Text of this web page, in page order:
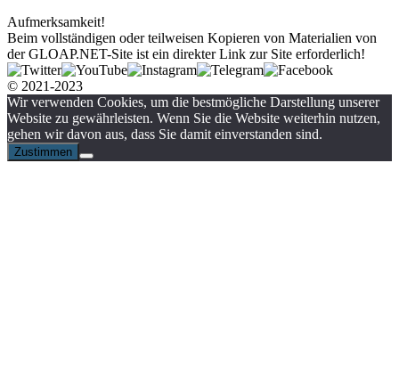
Aufmerksamkeit!
Beim vollständigen oder teilweisen Kopieren von Materialien von
der GLOAP.NET-Site ist ein direkter Link zur Site erforderlich!
© 2021-2023
Wir verwenden Cookies, um die bestmögliche Darstellung unserer
Website zu gewährleisten. Wenn Sie die Website weiterhin nutzen,
gehen wir davon aus, dass Sie damit einverstanden sind.
Zustimmen